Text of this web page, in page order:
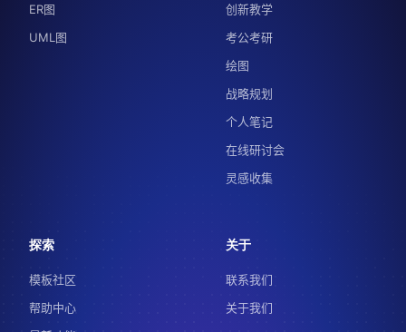
ER图
UML图
创新教学
考公考研
绘图
战略规划
个人笔记
在线研讨会
灵感收集
探索
模板社区
帮助中心
关于
联系我们
关于我们